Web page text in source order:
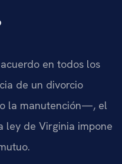
en todos los
de un divorcio
la manutención—, el
ley de Virginia impone